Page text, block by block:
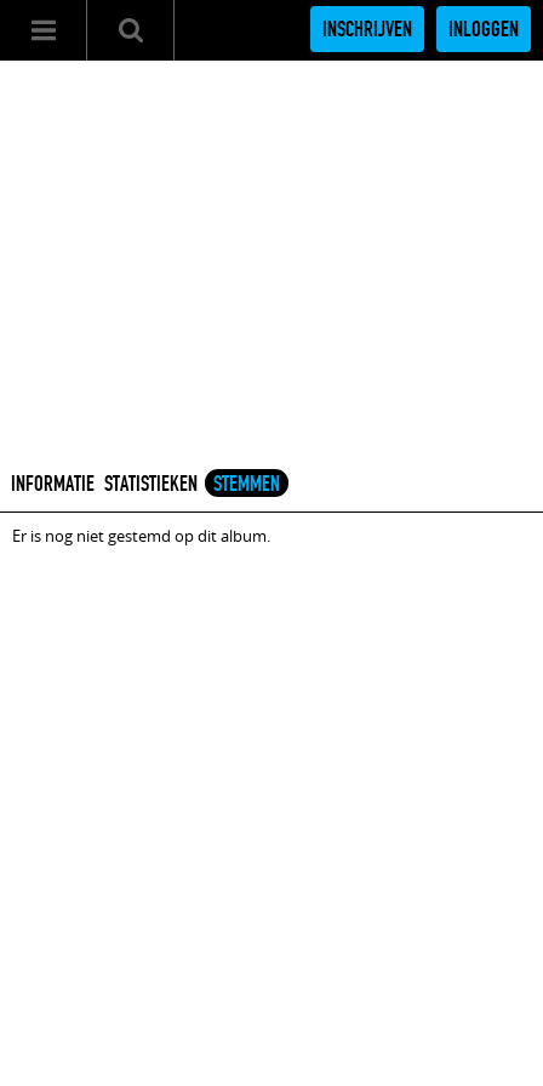
INSCHRIJVEN INLOGGEN
INFORMATIE STATISTIEKEN STEMMEN
Er is nog niet gestemd op dit album.